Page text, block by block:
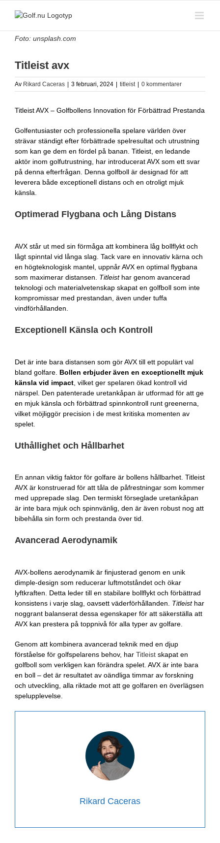
Visa
Foto: unsplash.com
Titleist avx
Av Rikard Caceras 3 februari, 2024 titleist 0 kommentarer
Titleist AVX – Golfbollens Innovation för Förbättrad Prestanda
Golfentusiaster och professionella spelare världen över
strävar ständigt efter förbättrade spelresultat och utrustning
som kan ge dem en fördel på banan. Titleist, en ledande
aktör inom golfutrustning, har introducerat AVX som ett svar
på denna efterfrågan. Denna golfboll är designad för att
leverera både exceptionell distans och en otroligt mjuk
känsla.
Optimerad Flygbana och Lång Distans
AVX står ut med sin förmåga att kombinera låg bollflykt och
lågt spinntal vid långa slag. Tack vare en innovativ kärna och
en högteknologisk mantel, uppnår AVX en optimal flygbana
som maximerar distansen. Titleisthar genom avancerad
teknologi och materialvetenskap skapat en golfboll som inte
kompromissar med prestandan, även under tuffa
vindförhållanden.
Exceptionell Känsla och Kontroll
Det är inte bara distansen som gör AVX till ett populärt val
bland golfare. Bollen erbjuder även en exceptionellt mjuk
känsla vid impact , vilket ger spelaren ökad kontroll vid
närspel. Den patenterade uretankåpan är utformad för att ge
en mjuk känsla och förbättrad spinnkontroll runt greenerna,
vilket möjliggör precision i de mest kritiska momenten av
spelet.
Uthållighet och Hållbarhet
En annan viktig faktor för golfare är bollens hållbarhet. Titleist
AVX är konstruerad för att tåla de påfrestningar som kommer
med upprepade slag. Den termiskt förseglade uretankåpan
är inte bara mjuk och spinnvänlig, den är även robust nog att
bibehålla sin form och prestanda över tid.
Avancerad Aerodynamik
AVX-bollens aerodynamik är finjusterad genom en unik
dimple-design som reducerar luftmotståndet och ökar
lyftkraften. Detta leder till en stabilare bollflykt och förbättrad
konsistens i varje slag, oavsett väderförhållanden. Titleisthar
noggrant balanserat dessa egenskaper för att säkerställa att
AVX kan prestera på toppnivå för alla typer av golfare.
Genom att kombinera avancerad teknik med en djup
förståelse för golfspelarens behov, har Titleist skapat en
golfboll som verkligen kan förändra spelet. AVX är inte bara
en boll – det är resultatet av oändliga timmar av forskning
och utveckling, alla riktade mot att ge golfaren en överlägsen
spelupplevelse.
Rikard Caceras